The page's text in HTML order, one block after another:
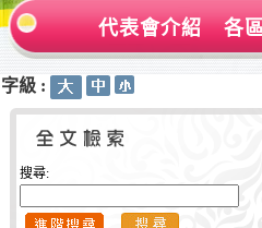
代表會介紹 各
字級 :
搜尋: